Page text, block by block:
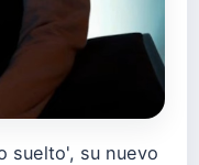
suelto', su nuevo